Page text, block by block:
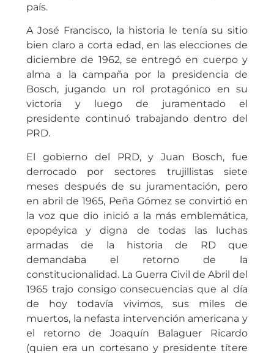
país.
A José Francisco, la historia le tenía su sitio
bien claro a corta edad, en las elecciones de
diciembre de 1962, se entregó en cuerpo y
alma a la campaña por la presidencia de
Bosch, jugando un rol protagónico en su
victoria y luego de juramentado el
presidente continuó trabajando dentro del
PRD.
El gobierno del PRD, y Juan Bosch, fue
derrocado por sectores trujillistas siete
meses después de su juramentación, pero
en abril de 1965, Peña Gómez se convirtió en
la voz que dio inició a la más emblemática,
epopéyica y digna de todas las luchas
armadas de la historia de RD que
demandaba el retorno de la
constitucionalidad. La Guerra Civil de Abril del
1965 trajo consigo consecuencias que al día
de hoy todavía vivimos, sus miles de
muertos, la nefasta intervención americana y
el retorno de Joaquín Balaguer Ricardo
(quien era un cortesano y presidente títere